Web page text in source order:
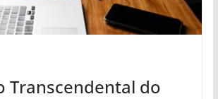
Transcendental do